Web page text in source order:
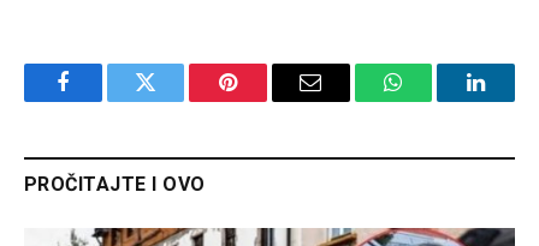
FacebookTwitter Pinterest Email WhatsApp
PROČITAJTE I OVO